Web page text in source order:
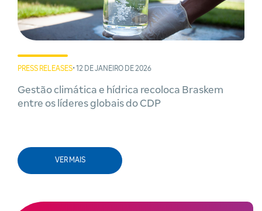
PRESS RELEASES• 12 DE JANEIRO DE 2026
Gestão climática e hídrica recoloca Braskem
entre os líderes globais do CDP
VER MAIS